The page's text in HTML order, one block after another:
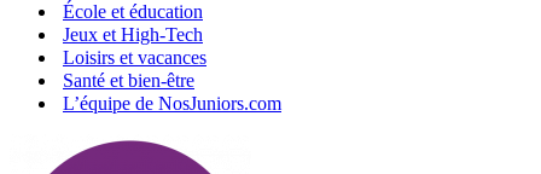
École et éducation
Jeux et High-Tech
Loisirs et vacances
Santé et bien-être
L’équipe de NosJuniors.com